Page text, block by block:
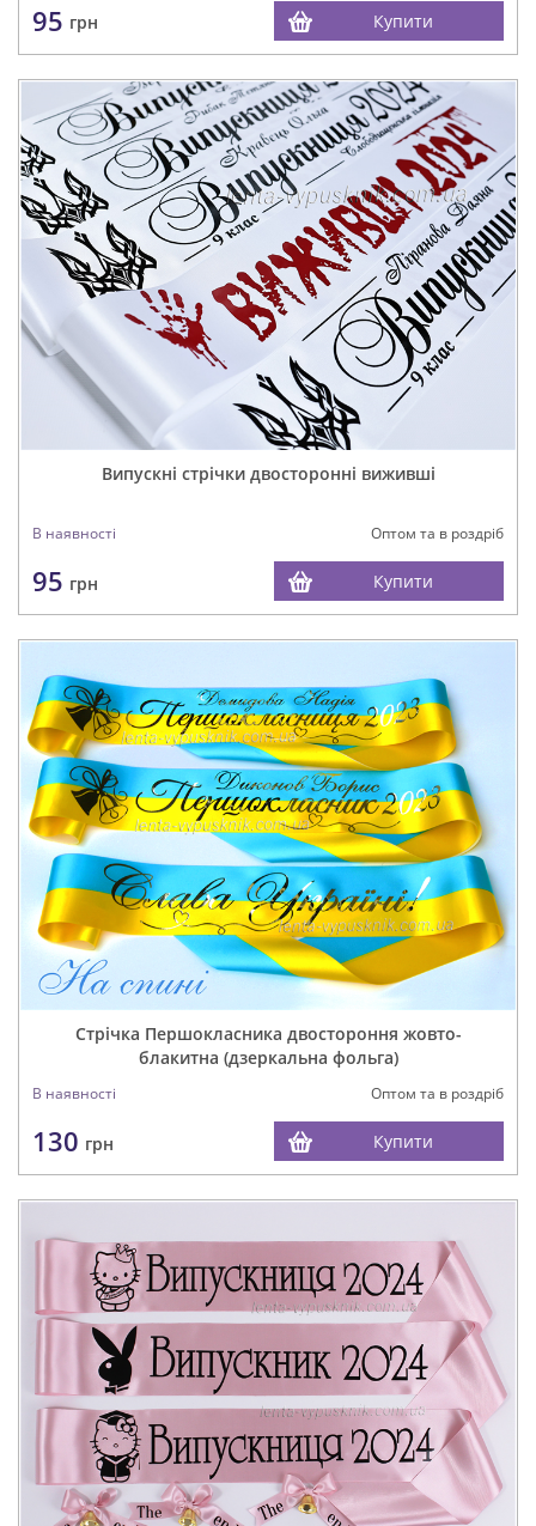
95 грн Купити
Випускні стрічки двосторонні виживші
В наявності Оптом та в роздріб
95 грн Купити
Стрічка Першокласника двостороння жовто-
блакитна (дзеркальна фольга)
В наявності Оптом та в роздріб
130 грн Купити